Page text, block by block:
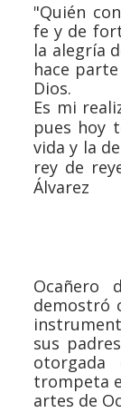
"Quién
fe y de
la alegría
hace
Dios.
Es mi
pues hoy
vida y la
rey de
Álvarez
Ocañero
demostró
sus
trompeta
artes de